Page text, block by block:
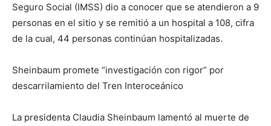
Seguro Social (IMSS) dio a conocer que se atendieron a 9
personas en el sitio y se remitió a un hospital a 108, cifra
de la cual, 44 personas continúan hospitalizadas.
Sheinbaum promete “investigación con rigor” por
descarrilamiento del Tren Interoceánico
La presidenta Claudia Sheinbaum lamentó al muerte de